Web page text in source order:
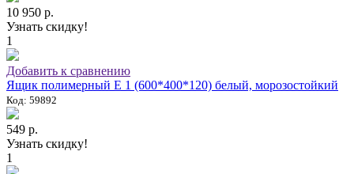
10 950 р.
Узнать скидку!
1
Добавить к сравнению
Ящик полимерный E 1 (600*400*120) белый, морозостойкий
Код: 59892
549 р.
Узнать скидку!
1